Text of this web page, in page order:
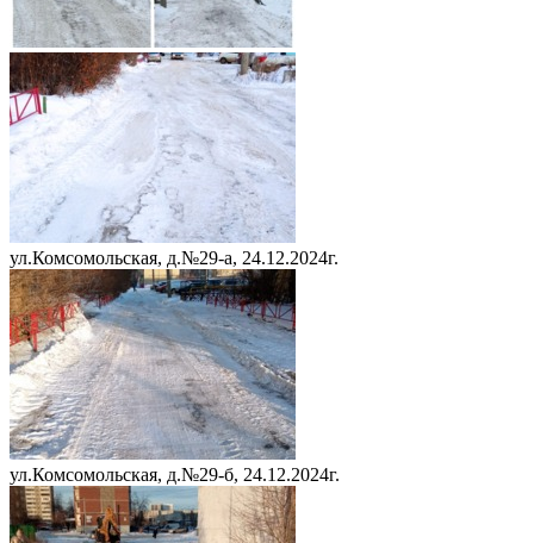
ул.Комсомольская, д.№29-а, 24.12.2024г.
ул.Комсомольская, д.№29-б, 24.12.2024г.